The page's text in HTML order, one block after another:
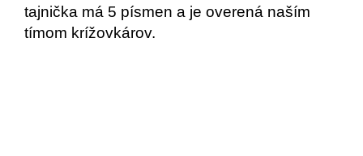
tajnička má 5 písmen a je overená naším
tímom krížovkárov.